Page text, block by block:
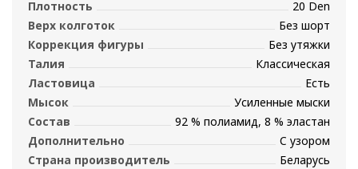
Плотность
20 Den
Верх колготок
Без шорт
Коррекция фигуры
Без утяжки
Талия
Классическая
Ластовица
Есть
Мысок
Усиленные мыски
Состав
92 % полиамид, 8 % эластан
Дополнительно
С узором
Страна производитель
Беларусь